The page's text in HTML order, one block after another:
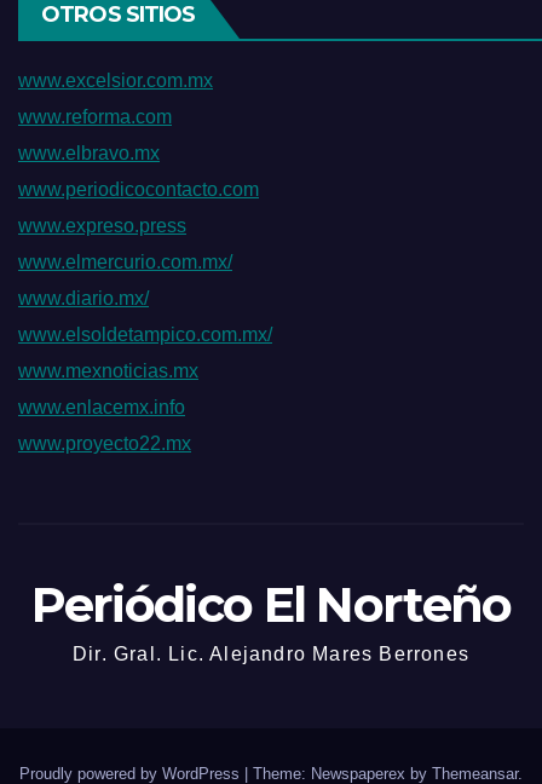
OTROS SITIOS
www.excelsior.com.mx
www.reforma.com
www.elbravo.mx
www.periodicocontacto.com
www.expreso.press
www.elmercurio.com.mx/
www.diario.mx/
www.elsoldetampico.com.mx/
www.mexnoticias.mx
www.enlacemx.info
www.proyecto22.mx
Periódico El Norteño
Dir. Gral. Lic. Alejandro Mares Berrones
Proudly powered by WordPress Theme: Newspaperex by Themeansar.